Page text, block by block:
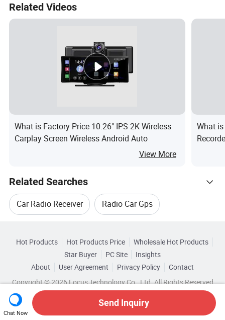
Related Videos
What is Factory Price 10.26" IPS 2K Wireless
Carplay Screen Wireless Android Auto
View More
What
Related Searches
Car Radio Receiver Radio Car Gps
Car Radio Gps Navigation GPS Car Radio Player
Top 10 Car Car Trends
Senchi Electronic Wholesale Car Radio Receiver
Wholesale Gps Car Video
Related Categories
Browse by Categories
By After-sales Service By Warranty
Hot Products Hot Products Price
Wholesale Hot Products
Star Buyer
PC Site
Insights
About
User Agreement Privacy Policy
Contact
Copyright © 2026 Focus Technology Co., Ltd. All Rights Reserved
Chat Now
Send Inquiry